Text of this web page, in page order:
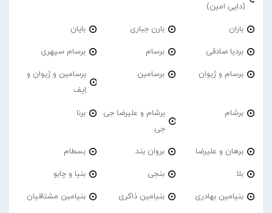
(دایی امین)
باران بارن جباری بایان
بردیا صادقی برسام برسام سپهری
برسام و ژیوان برسامین
برسامین و ژیوان و
اِیف
برشام
برشام و علیرضا جی
جی
برنا
برهان و علیرضا بروان بند بسطام
بلا بنجی بنیا و چابو
بنیامین بهادری بنیامین ذاکری بنیامین مشتاقیان